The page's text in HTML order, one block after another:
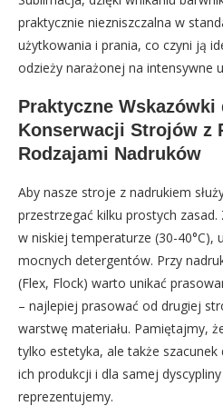
praktycznie niezniszczalna w
użytkowania i prania, co czyni ją
odzieży narażonej na intensywne
Praktyczne Wskazówki
Konserwacji Strojów z
Rodzajami Nadruków
Aby nasze stroje z nadrukiem
przestrzegać kilku prostych
w niskiej temperaturze (30-40°C),
mocnych detergentów. Przy
(Flex, Flock) warto unikać
– najlepiej prasować od drugiej
warstwę materiału. Pamiętajmy,
tylko estetyka, ale także
ich produkcji i dla samej
reprezentujemy.